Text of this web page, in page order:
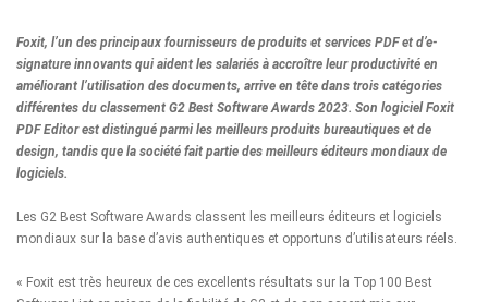
Foxit, l’un des principaux fournisseurs de produits et services PDF et d’e-
signature innovants qui aident les salariés à accroître leur productivité en
améliorant l’utilisation des documents, arrive en tête dans trois catégories
différentes du classement G2 Best Software Awards 2023. Son logiciel Foxit
PDF Editor est distingué parmi les meilleurs produits bureautiques et de
design, tandis que la société fait partie des meilleurs éditeurs mondiaux de
logiciels.
Les G2 Best Software Awards classent les meilleurs éditeurs et logiciels
mondiaux sur la base d’avis authentiques et opportuns d’utilisateurs réels.
« Foxit est très heureux de ces excellents résultats sur la Top 100 Best